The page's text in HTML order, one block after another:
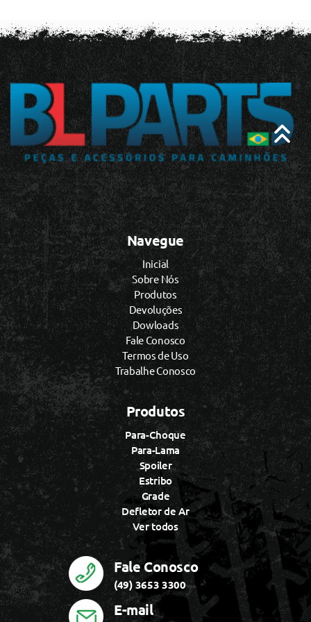
Navegue
Inicial
Sobre Nós
Produtos
Devoluções
Dowloads
Fale Conosco
Termos de Uso
Trabalhe Conosco
Produtos
Para-Choque
Para-Lama
Spoiler
Estribo
Grade
Defletor de Ar
Ver todos
Fale Conosco
(49) 3653 3300
E-mail